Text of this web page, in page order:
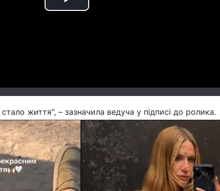
Play
життя", – зазначила ведуча у підписі до ролика.